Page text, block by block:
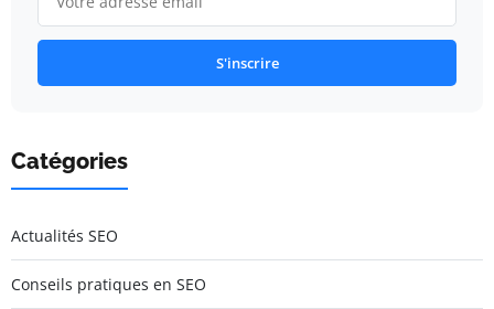
S'inscrire
Catégories
Actualités SEO
Conseils pratiques en SEO